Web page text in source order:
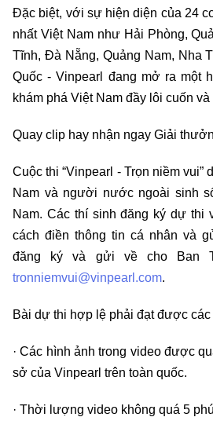
Đặc biệt, với sự hiện diện của 24
nhất Việt Nam như Hải Phòng,
Tĩnh, Đà Nẵng, Quảng Nam, Nha
Quốc - Vinpearl đang mở ra một
khám phá Việt Nam đầy lôi cuốn và
Quay clip hay nhận ngay Giải
Cuộc thi “Vinpearl - Trọn niềm vui”
Nam và người nước ngoài sinh
Nam. Các thí sinh đăng ký dự thi
cách điền thông tin cá nhân và
đăng ký và gửi về cho Ban
tronniemvui@vinpearl.com.
Bài dự thi hợp lệ phải đạt được các
· Các hình ảnh trong video được
sở của Vinpearl trên toàn quốc.
· Thời lượng video không quá 5